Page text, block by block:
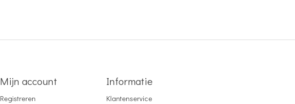
Mijn account
Registreren
Informatie
Klantenservice